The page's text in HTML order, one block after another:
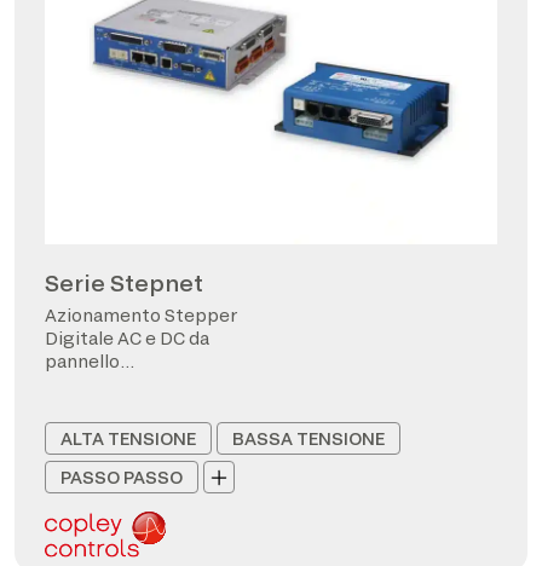
Serie Stepnet
Azionamento Stepper
Digitale AC e DC da
pannello
ALTA TENSIONE
BASSA TENSIONE
PASSO PASSO